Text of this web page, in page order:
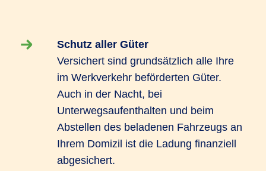
Schutz aller Güter
Versichert sind grundsätzlich alle Ihre
im Werkverkehr beförderten Güter.
Auch in der Nacht, bei
Unterwegsaufenthalten und beim
Abstellen des beladenen Fahrzeugs an
Ihrem Domizil ist die Ladung finanziell
abgesichert.